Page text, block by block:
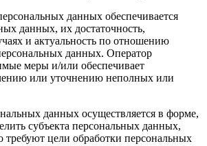
данных обеспечивается
данных, их достаточность,
и актуальность по отношению
данных. Оператор
меры и/или обеспечивает
или уточнению неполных или
данных осуществляется в форме,
субъекта персональных данных,
требуют цели обработки персональных